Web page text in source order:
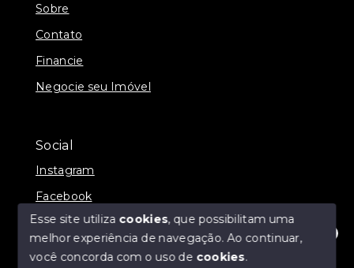
Olá! Estamos disponíveis para te ajudar.
Sobre
Contato
Financie
Negocie seu Imóvel
Social
Instagram
Facebook
© Copyright 2026 - ALEXANDRE LINS IMÓVEIS -
Esse site utiliza cookies, que possibilitam uma
melhor experiência de navegação.Ao continuar,
você concorda com o uso de cookies.